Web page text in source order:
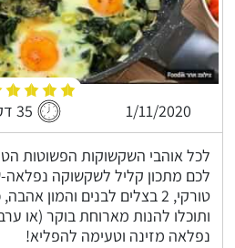
1/11/2020 35 דקות
לכל אוהבי השקשוקות הפשוטות
לכם מתכון קליל לשקשוקה
טורקי, 2 בצלים לבנים והמון
ותוכלו להנות מארוחת בוקר (או
נפלאה מזינה וטעימה להפליא!